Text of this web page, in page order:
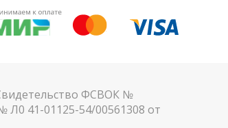
ФСВОК №
Л0 41-01125-54/00561308 от